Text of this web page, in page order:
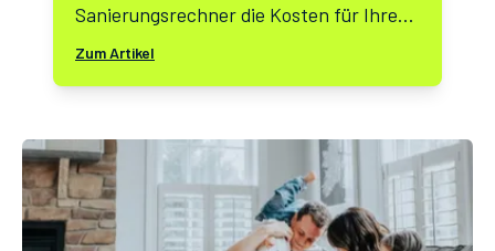
Sanierungsrechner die Kosten für Ihre
Kernsanierung präzise berechnen
Zum Artikel